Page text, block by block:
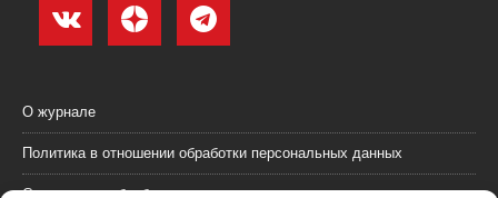
О журнале
Политика в отношении обработки персональных данных
Согласие на обработку персональных данных